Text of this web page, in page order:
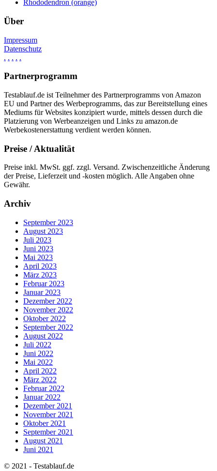
Rhododendron (orange)
Über
Impressum
Datenschutz
. . . . .
Partnerprogramm
Testablauf.de ist Teilnehmer des Partnerprogramms von Amazon
EU und Partner des Werbeprogramms, das zur Bereitstellung eines
Mediums für Websites konzipiert wurde, mittels dessen durch die
Platzierung von Werbeanzeigen und Links zu amazon.de
Werbekostenerstattung verdient werden können.
Preise / Aktualität
Preise inkl. MwSt. ggf. zzgl. Versand. Zwischenzeitliche Änderung
der Preise, Lieferzeit und -kosten möglich. Alle Angaben ohne
Gewähr.
Archiv
September 2023
August 2023
Juli 2023
Juni 2023
Mai 2023
April 2023
März 2023
Februar 2023
Januar 2023
Dezember 2022
November 2022
Oktober 2022
September 2022
August 2022
Juli 2022
Juni 2022
Mai 2022
April 2022
März 2022
Februar 2022
Januar 2022
Dezember 2021
November 2021
Oktober 2021
September 2021
August 2021
Juni 2021
© 2021 - Testablauf.de